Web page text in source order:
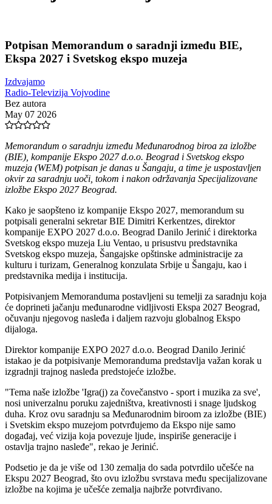
Potpisan Memorandum o saradnji između BIE,
Ekspa 2027 i Svetskog ekspo muzeja
Izdvajamo
Radio-Televizija Vojvodine
Bez autora
May 07 2026
Memorandum o saradnju između Međunarodnog biroa za izložbe
(BIE), kompanije Ekspo 2027 d.o.o. Beograd i Svetskog ekspo
muzeja (WEM) potpisan je danas u Šangaju, a time je uspostavljen
okvir za saradnju uoči, tokom i nakon održavanja Specijalizovane
izložbe Ekspo 2027 Beograd.
Kako je saopšteno iz kompanije Ekspo 2027, memorandum su
potpisali generalni sekretar BIE Dimitri Kerkentzes, direktor
kompanije EXPO 2027 d.o.o. Beograd Danilo Jerinić i direktorka
Svetskog ekspo muzeja Liu Ventao, u prisustvu predstavnika
Svetskog ekspo muzeja, Šangajske opštinske administracije za
kulturu i turizam, Generalnog konzulata Srbije u Šangaju, kao i
predstavnika medija i institucija.
Potpisivanjem Memoranduma postavljeni su temelji za saradnju koja
će doprineti jačanju međunarodne vidljivosti Ekspa 2027 Beograd,
očuvanju njegovog nasleđa i daljem razvoju globalnog Ekspo
dijaloga.
Direktor kompanije EXPO 2027 d.o.o. Beograd Danilo Jerinić
istakao je da potpisivanje Memoranduma predstavlja važan korak u
izgradnji trajnog nasleđa predstojeće izložbe.
"Tema naše izložbe 'Igra(j) za čovečanstvo - sport i muzika za sve',
nosi univerzalnu poruku zajedništva, kreativnosti i snage ljudskog
duha. Kroz ovu saradnju sa Međunarodnim biroom za izložbe (BIE)
i Svetskim ekspo muzejom potvrđujemo da Ekspo nije samo
događaj, već vizija koja povezuje ljude, inspiriše generacije i
ostavlja trajno nasleđe", rekao je Jerinić.
Podsetio je da je više od 130 zemalja do sada potvrdilo učešće na
Ekspu 2027 Beograd, što ovu izložbu svrstava među specijalizovane
izložbe na kojima je učešće zemalja najbrže potvrđivano.